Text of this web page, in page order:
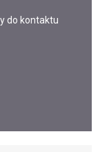
do kontaktu